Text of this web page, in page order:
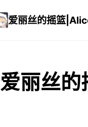
爱丽丝的摇篮
爱丽丝